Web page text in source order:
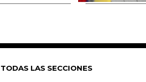
TODAS LAS SECCIONES